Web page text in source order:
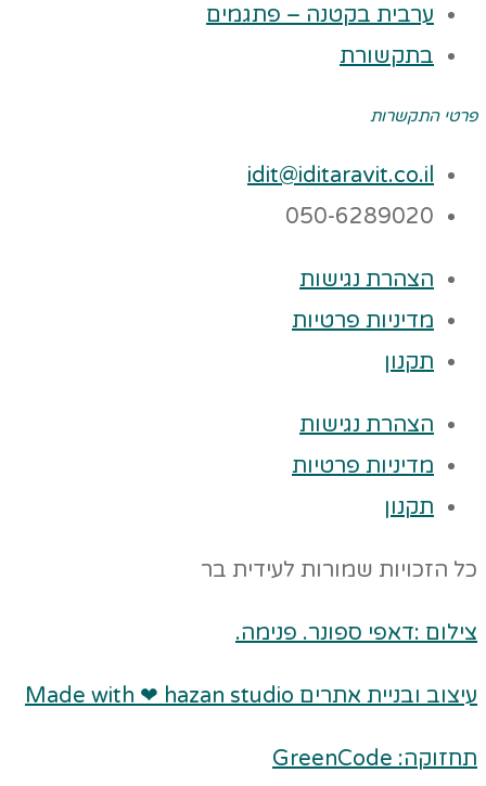
ערבית בקטנה – פתגמים
בתקשורת
פרטי התקשרות
idit@iditaravit.co.il
050-6289020
הצהרת נגישות
מדיניות פרטיות
תקנון
הצהרת נגישות
מדיניות פרטיות
תקנון
כל הזכויות שמורות לעידית בר
צילום :דאפי ספונר. פנימה.
עיצוב ובניית אתרים Made with ❤ hazan studio
תחזוקה: GreenCode